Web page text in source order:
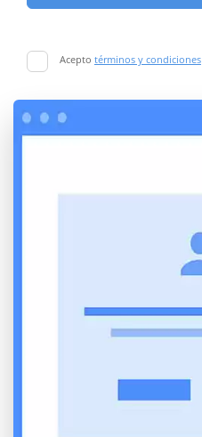
Acepto términos y condiciones